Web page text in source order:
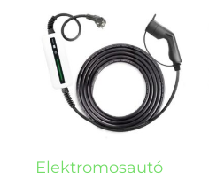
Elektromosautó